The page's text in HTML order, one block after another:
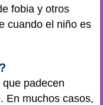
fobia y otros
cuando el niño es
padecen
En muchos casos,